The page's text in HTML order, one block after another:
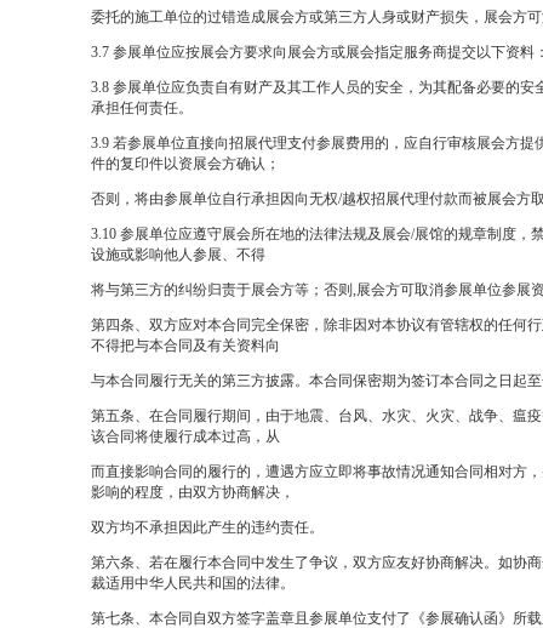
委托的施工单位的过错造成展会方或第三方人身或财产损失，展会方
3.7 参展单位应按展会方要求向展会方或展会指定服务商提交以下资
3.8 参展单位应负责自有财产及其工作人员的安全，为其配备必要的
承担任何责任。
3.9 若参展单位直接向招展代理支付参展费用的，应自行审核展会方
件的复印件以资展会方确认；
否则，将由参展单位自行承担因向无权/越权招展代理付款而被展会方
3.10 参展单位应遵守展会所在地的法律法规及展会/展馆的规章制度，
设施或影响他人参展、不得
将与第三方的纠纷归责于展会方等；否则 ,展会方可取消参展单位参展
第四条、双方应对本合同完全保密，除非因对本协议有管辖权的任何
不得把与本合同及有关资料向
与本合同履行无关的第三方披露。本合同保密期为签订本合同之日起
第五条、在合同履行期间，由于地震、台风、水灾、火灾、战争、瘟
该合同将使履行成本过高，从
而直接影响合同的履行的，遭遇方应立即将事故情况通知合同相对方
影响的程度，由双方协商解决，
双方均不承担因此产生的违约责任。
第六条、若在履行本合同中发生了争议，双方应友好协商解决。如协
裁适用中华人民共和国的法律。
第七条、本合同自双方签字盖章且参展单位支付了《参展确认函》所